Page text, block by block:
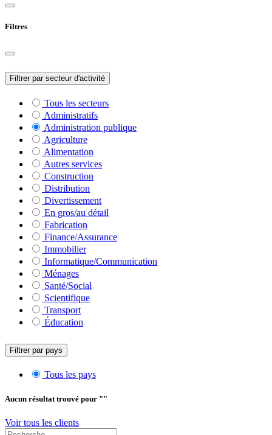
Filtres
Filtrer par secteur d'activité
Tous les secteurs
Administratifs
Administration publique
Agriculture
Alimentation
Autres services
Construction
Distribution
Divertissement
En gros/au détail
Fabrication
Finance/Assurance
Immobilier
Informatique/Communication
Ménages
Santé/Social
Scientifique
Transport
Éducation
Filtrer par pays
Tous les pays
Aucun résultat trouvé pour ""
Voir tous les clients